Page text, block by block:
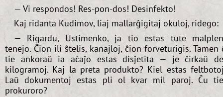
— Vi respondos! Res-pon-dos! Desinfekto!
Kaj ridanta Kudimov, liaj mallarĝigitaj okuloj, ridego:
— Rigardu, Ustimenko, ja tio estas tute
tenejo. Ĉion ili ŝtelis, kanajloj, ĉion forveturigis. Tamen
tie ankoraŭ ia aĉaĵo estas disĵetita — je ĉirkaŭ
kilogramoj. Kaj la preta produkto? Kiel estas
Laŭ dokumentoj estas pli ol kvar mil paroj. Ĉu
prokuroro?